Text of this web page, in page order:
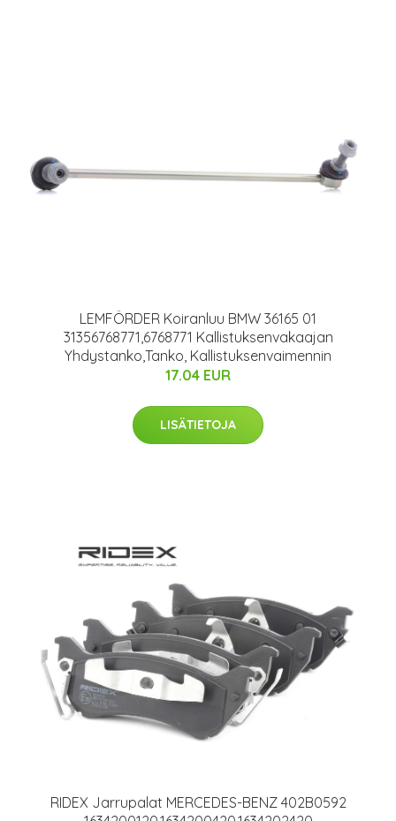
LEMFÖRDER Koiranluu BMW 36165 01
31356768771,6768771 Kallistuksenvakaajan
Yhdystanko,Tanko, Kallistuksenvaimennin
17.04 EUR
LISÄTIETOJA
RIDEX Jarrupalat MERCEDES-BENZ 402B0592